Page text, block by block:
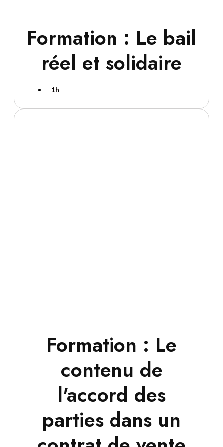
Formation : Le bail
réel et solidaire
1h
Formation : Le
contenu de
l'accord des
parties dans un